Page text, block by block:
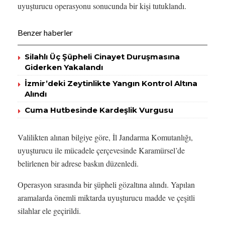
uyuşturucu operasyonu sonucunda bir kişi tutuklandı.
Benzer haberler
Silahlı Üç Şüpheli Cinayet Duruşmasına
Giderken Yakalandı
İzmir’deki Zeytinlikte Yangın Kontrol Altına
Alındı
Cuma Hutbesinde Kardeşlik Vurgusu
Valilikten alınan bilgiye göre, İl Jandarma Komutanlığı,
uyuşturucu ile mücadele çerçevesinde Karamürsel’de
belirlenen bir adrese baskın düzenledi.
Operasyon sırasında bir şüpheli gözaltına alındı. Yapılan
aramalarda önemli miktarda uyuşturucu madde ve çeşitli
silahlar ele geçirildi.